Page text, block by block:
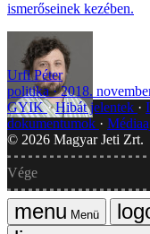
ismerőseinek kezében.
Urfi Péter
politika
2018.
GYIK Hibát jelentek
dokumentumok
© 2026 Magyar Jeti Zrt.
Vége
Menü